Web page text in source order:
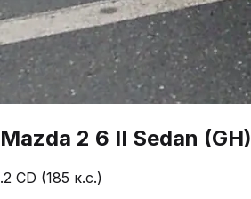
Mazda 2 6 II Sedan (GH)
.2 CD (185 к.с.)